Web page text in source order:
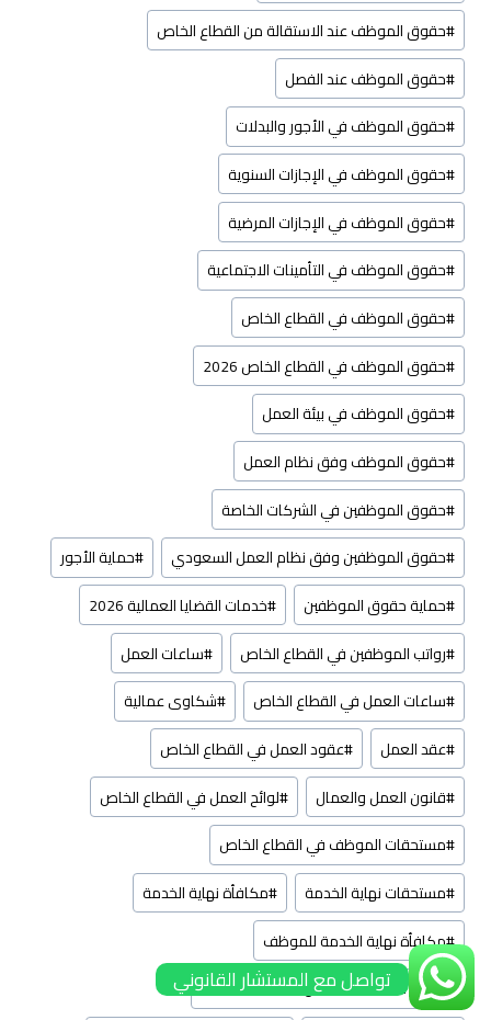
#حقوق الموظف عند الاستقالة من القطاع الخاص
#حقوق الموظف عند الفصل
#حقوق الموظف في الأجور والبدلات
#حقوق الموظف في الإجازات السنوية
#حقوق الموظف في الإجازات المرضية
#حقوق الموظف في التأمينات الاجتماعية
#حقوق الموظف في القطاع الخاص
#حقوق الموظف في القطاع الخاص 2026
#حقوق الموظف في بيئة العمل
#حقوق الموظف وفق نظام العمل
#حقوق الموظفين في الشركات الخاصة
#حقوق الموظفين وفق نظام العمل السعودي #حماية الأجور
#حماية حقوق الموظفين #خدمات القضايا العمالية 2026
#رواتب الموظفين في القطاع الخاص #ساعات العمل
#ساعات العمل في القطاع الخاص #شكاوى عمالية
#عقد العمل #عقود العمل في القطاع الخاص
#قانون العمل والعمال #لوائح العمل في القطاع الخاص
#مستحقات الموظف في القطاع الخاص
#مستحقات نهاية الخدمة #مكافأة نهاية الخدمة
#مكافأة نهاية الخدمة للموظف
#مكتب محاماة متخصص بالقضايا العمالية
تواصل مع المستشار القانوني